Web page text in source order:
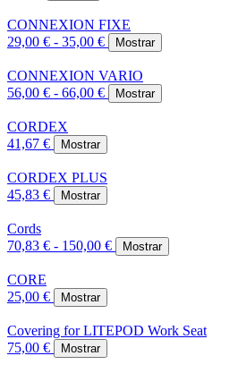
CONNEXION FIXE
29,00 € - 35,00 €
Mostrar
CONNEXION VARIO
56,00 € - 66,00 €
Mostrar
CORDEX
41,67 €
Mostrar
CORDEX PLUS
45,83 €
Mostrar
Cords
70,83 € - 150,00 €
Mostrar
CORE
25,00 €
Mostrar
Covering for LITEPOD Work Seat
75,00 €
Mostrar